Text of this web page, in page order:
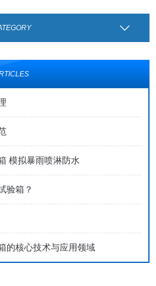
模拟暴雨喷淋防水
验箱？
的核心技术与应用领域